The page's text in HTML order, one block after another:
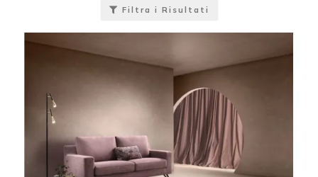
Filtra i Risultati